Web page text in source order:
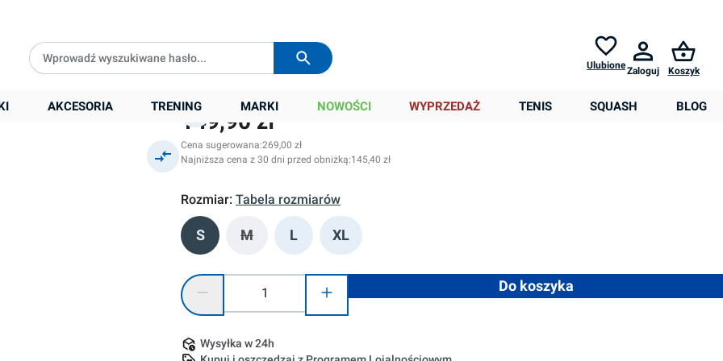
UlubioneZaloguj Koszyk
AKCESORIA TRENING MARKI NOWOŚCI WYPRZEDAŻ TENIS SQUASH BLOG
149,90 zł
Cena sugerowana:269,00 zł
Najniższa cena z 30 dni przed obniżką:145,40 zł
Rozmiar: Tabela rozmiarów
S M(Ta opcja jest obecnie niedostępna.)
L XL
Ilość produktu: Wprowadź żądaną ilość lub użyj przycisków, aby zwiększyć lub zmniejszyć
Do koszyka
Wysyłka w 24h